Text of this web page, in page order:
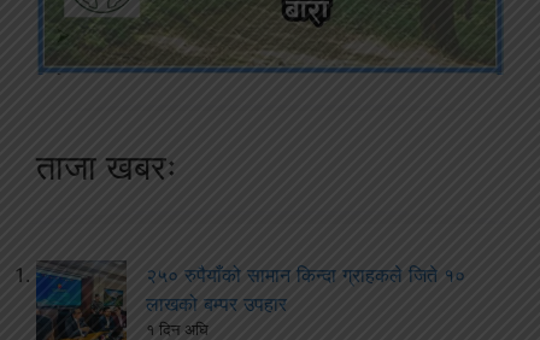
ताजा खबरः
२५० रुपैयाँको सामान किन्दा ग्राहकले जिते १०
लाखको बम्पर उपहार
१ दिन अघि